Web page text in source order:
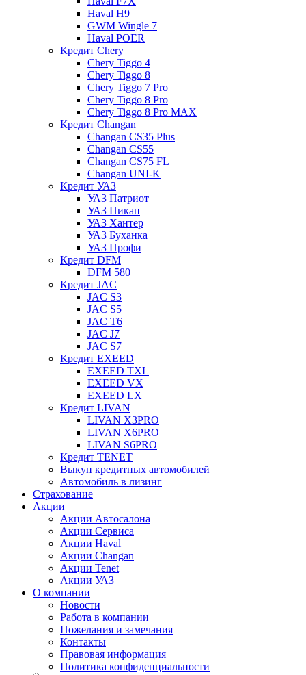
Haval H9
GWM Wingle 7
Haval POER
Кредит Chery
Chery Tiggo 4
Chery Tiggo 8
Chery Tiggo 7 Pro
Chery Tiggo 8 Pro
Chery Tiggo 8 Pro MAX
Кредит Changan
Changan CS35 Plus
Changan CS55
Changan CS75 FL
Changan UNI-K
Кредит УАЗ
УАЗ Патриот
УАЗ Пикап
УАЗ Хантер
УАЗ Буханка
УАЗ Профи
Кредит DFM
DFM 580
Кредит JAC
JAC S3
JAC S5
JAC T6
JAC J7
JAC S7
Кредит EXEED
EXEED TXL
EXEED VX
EXEED LX
Кредит LIVAN
LIVAN X3PRO
LIVAN X6PRO
LIVAN S6PRO
Кредит TENET
Выкуп кредитных автомобилей
Автомобиль в лизинг
Страхование
Акции
Акции Автосалона
Акции Сервиса
Акции Haval
Акции Changan
Акции Tenet
Акции УАЗ
О компании
Новости
Работа в компании
Пожелания и замечания
Контакты
Правовая информация
Политика конфиденциальности